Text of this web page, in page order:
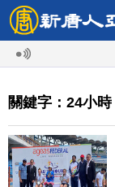
關鍵字：24小時